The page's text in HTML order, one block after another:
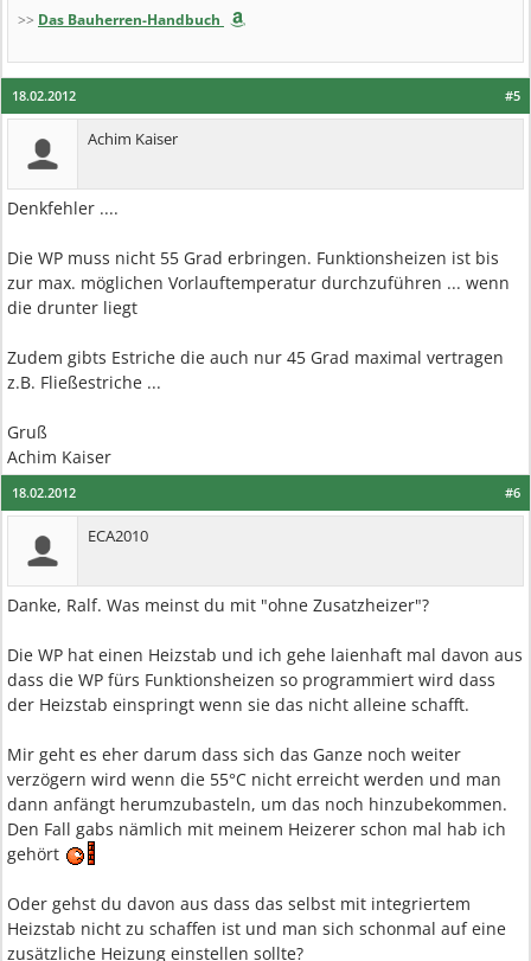
>> Das Bauherren-Handbuch
#5
18.02.2012
Achim Kaiser
Denkfehler ....
Die WP muss nicht 55 Grad erbringen. Funktionsheizen ist bis
zur max. möglichen Vorlauftemperatur durchzuführen ... wenn
die drunter liegt
Zudem gibts Estriche die auch nur 45 Grad maximal vertragen
z.B. Fließestriche ...
Gruß
Achim Kaiser
#6
18.02.2012
ECA2010
Danke, Ralf. Was meinst du mit "ohne Zusatzheizer"?
Die WP hat einen Heizstab und ich gehe laienhaft mal davon aus
dass die WP fürs Funktionsheizen so programmiert wird dass
der Heizstab einspringt wenn sie das nicht alleine schafft.
Mir geht es eher darum dass sich das Ganze noch weiter
verzögern wird wenn die 55°C nicht erreicht werden und man
dann anfängt herumzubasteln, um das noch hinzubekommen.
Den Fall gabs nämlich mit meinem Heizerer schon mal hab ich
gehört
Oder gehst du davon aus dass das selbst mit integriertem
Heizstab nicht zu schaffen ist und man sich schonmal auf eine
zusätzliche Heizung einstellen sollte?